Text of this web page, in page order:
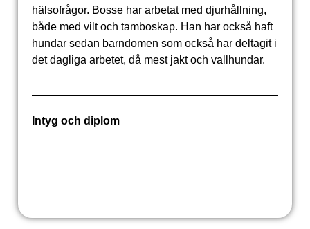
hälsofrågor. Bosse har arbetat med djurhållning,
både med vilt och tamboskap. Han har också haft
hundar sedan barndomen som också har deltagit i
det dagliga arbetet, då mest jakt och vallhundar.
Intyg och diplom